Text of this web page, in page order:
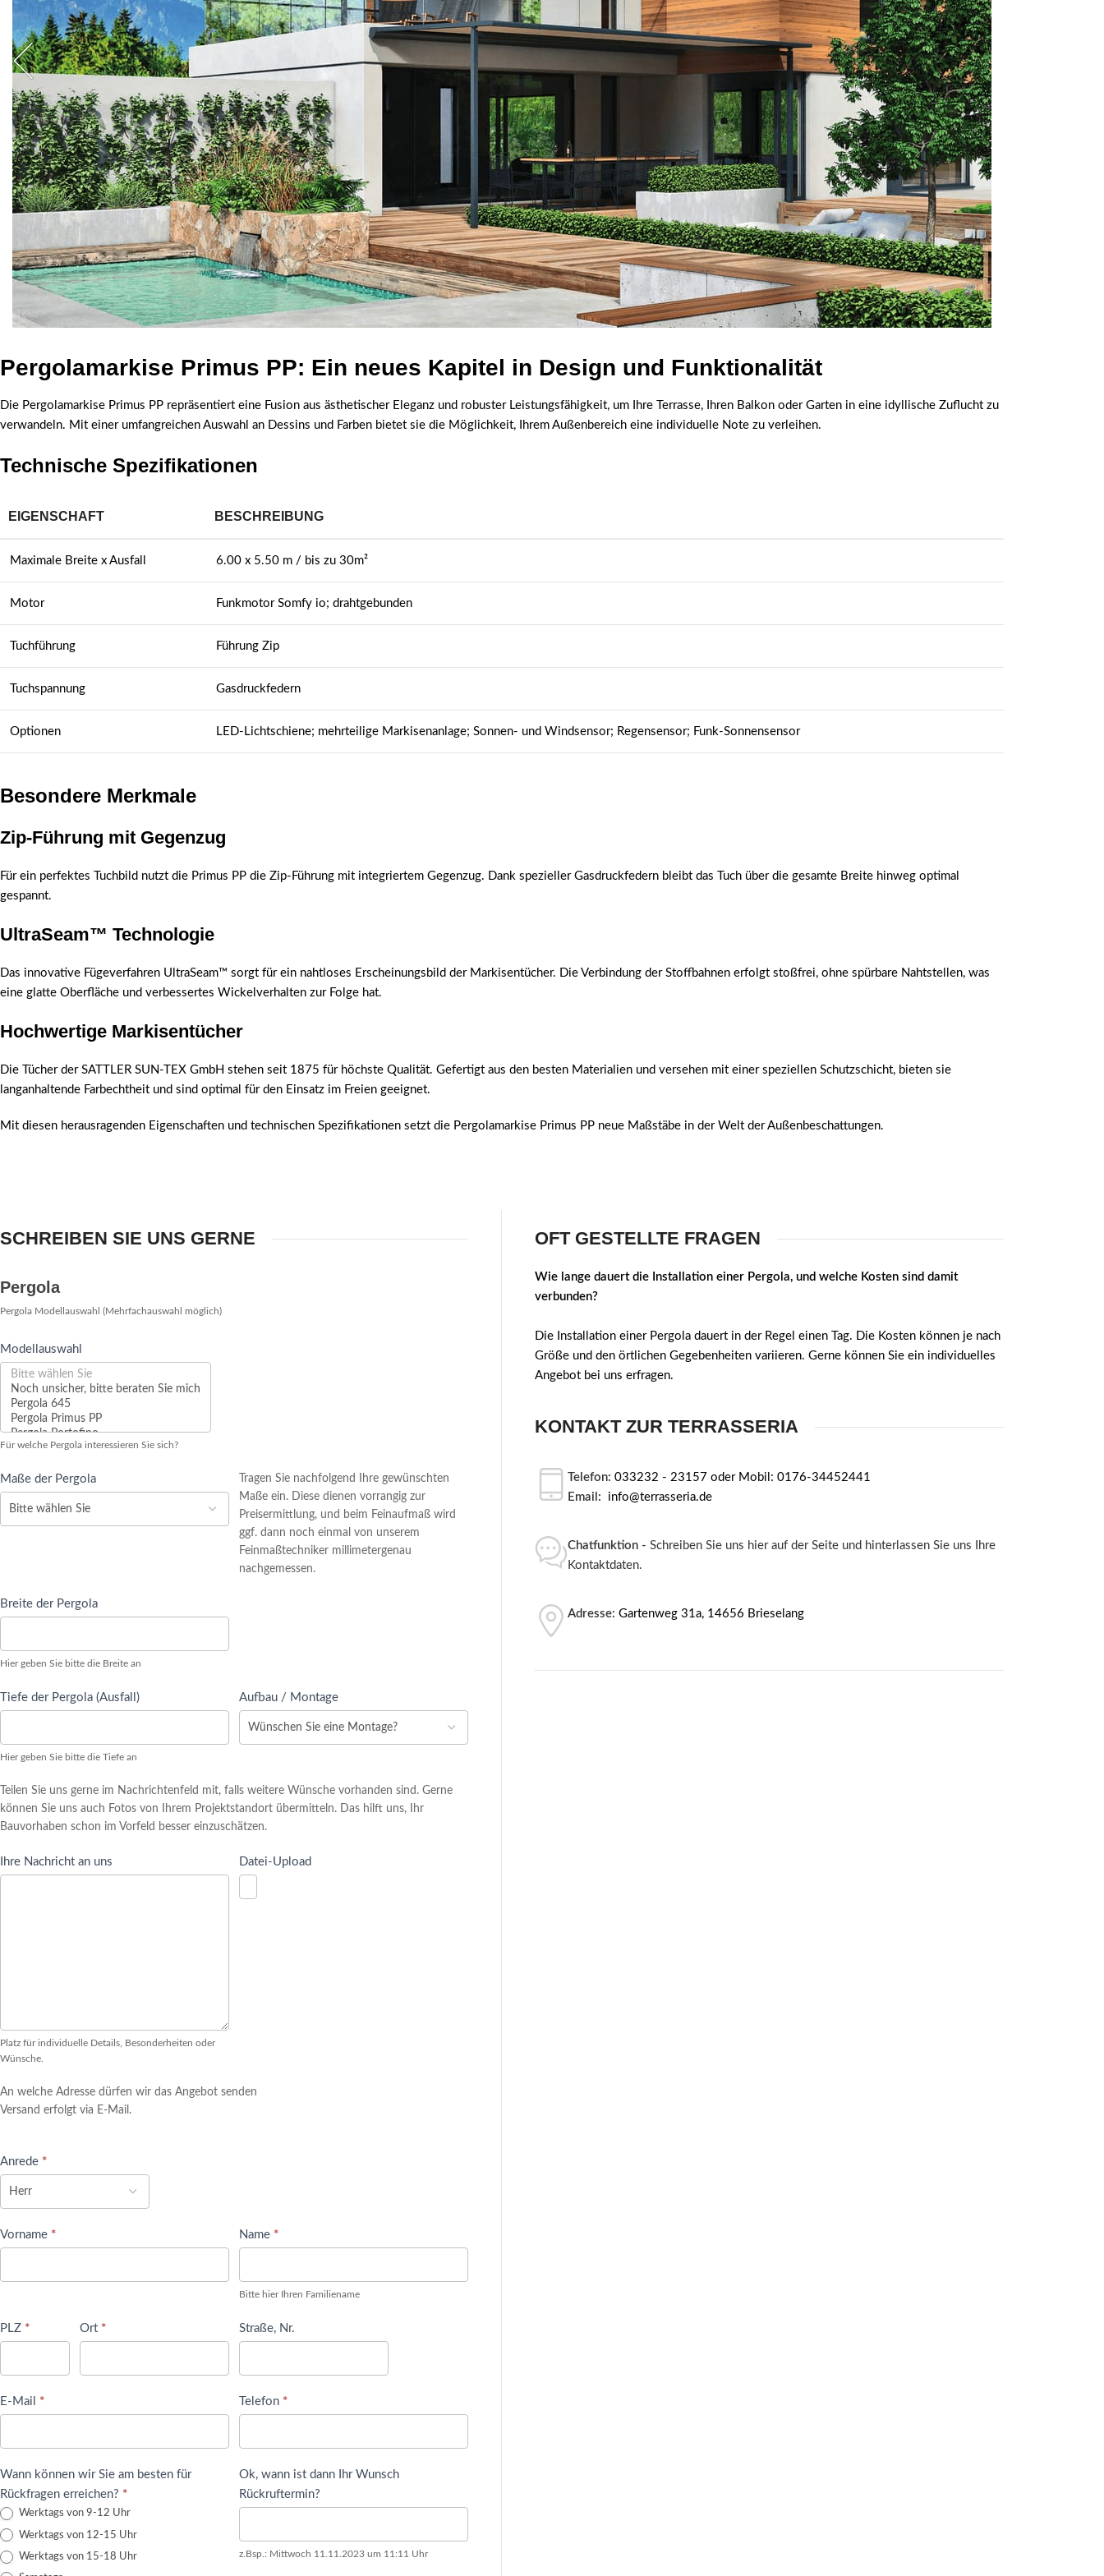
Pergolamarkise Primus PP: Ein neues Kapitel in Design und Funktionalität
Die Pergolamarkise Primus PP repräsentiert eine Fusion aus ästhetischer Eleganz und robuster Leistungsfähigkeit, um Ihre Terrasse, Ihren Balkon oder Garten in eine idyllische Zuflucht zu
verwandeln. Mit einer umfangreichen Auswahl an Dessins und Farben bietet sie die Möglichkeit, Ihrem Außenbereich eine individuelle Note zu verleihen.
Technische Spezifikationen
EIGENSCHAFT BESCHREIBUNG
Maximale Breite x Ausfall 6.00 x 5.50 m / bis zu 30m²
Motor Funkmotor Somfy io; drahtgebunden
Tuchführung Führung Zip
Tuchspannung Gasdruckfedern
Optionen LED-Lichtschiene; mehrteilige Markisenanlage; Sonnen- und Windsensor; Regensensor; Funk-Sonnensensor
Besondere Merkmale
Zip-Führung mit Gegenzug
Für ein perfektes Tuchbild nutzt die Primus PP die Zip-Führung mit integriertem Gegenzug. Dank spezieller Gasdruckfedern bleibt das Tuch über die gesamte Breite hinweg optimal
gespannt.
UltraSeam™ Technologie
Das innovative Fügeverfahren UltraSeam™ sorgt für ein nahtloses Erscheinungsbild der Markisentücher. Die Verbindung der Stoffbahnen erfolgt stoßfrei, ohne spürbare Nahtstellen, was
eine glatte Oberfläche und verbessertes Wickelverhalten zur Folge hat.
Hochwertige Markisentücher
Die Tücher der SATTLER SUN-TEX GmbH stehen seit 1875 für höchste Qualität. Gefertigt aus den besten Materialien und versehen mit einer speziellen Schutzschicht, bieten sie
langanhaltende Farbechtheit und sind optimal für den Einsatz im Freien geeignet.
Mit diesen herausragenden Eigenschaften und technischen Spezifikationen setzt die Pergolamarkise Primus PP neue Maßstäbe in der Welt der Außenbeschattungen.
SCHREIBEN SIE UNS GERNE
Pergola-
Anfrage
Pergola
Pergola Modellauswahl (Mehrfachauswahl möglich)
Modellauswahl
Für welche Pergola interessieren Sie sich?
Maße der Pergola
Tragen Sie nachfolgend Ihre gewünschten
Maße ein. Diese dienen vorrangig zur
Preisermittlung, und beim Feinaufmaß wird
ggf. dann noch einmal von unserem
Feinmaßtechniker millimetergenau
nachgemessen.
Breite der Pergola
Hier geben Sie bitte die Breite an
Tiefe der Pergola (Ausfall)
Hier geben Sie bitte die Tiefe an
Aufbau / Montage
Teilen Sie uns gerne im Nachrichtenfeld mit, falls weitere Wünsche vorhanden sind. Gerne
können Sie uns auch Fotos von Ihrem Projektstandort übermitteln. Das hilft uns, Ihr
Bauvorhaben schon im Vorfeld besser einzuschätzen.
Ihre Nachricht an uns
Platz für individuelle Details, Besonderheiten oder
Wünsche.
Datei-Upload
An welche Adresse dürfen wir das Angebot senden
Versand erfolgt via E-Mail.
Anrede *
Vorname * Name *
Bitte hier Ihren Familiename
PLZ * Ort * Straße, Nr.
E-Mail * Telefon *
Wann können wir Sie am besten für
Rückfragen erreichen? *
Werktags von 9-12 Uhr
Werktags von 12-15 Uhr
Werktags von 15-18 Uhr
Ok, wann ist dann Ihr Wunsch
Rückruftermin?
z.Bsp.: Mittwoch 11.11.2023 um 11:11 Uhr
OFT GESTELLTE FRAGEN
Wie lange dauert die Installation einer Pergola, und welche Kosten sind damit
verbunden?
Die Installation einer Pergola dauert in der Regel einen Tag. Die Kosten können je nach
Größe und den örtlichen Gegebenheiten variieren. Gerne können Sie ein individuelles
Angebot bei uns erfragen.
KONTAKT ZUR TERRASSERIA
Telefon: 033232 - 23157 oder Mobil: 0176-34452441
Email: info@terrasseria.de
Chatfunktion - Schreiben Sie uns hier auf der Seite und hinterlassen Sie uns Ihre
Kontaktdaten.
Adresse: Gartenweg 31a, 14656 Brieselang